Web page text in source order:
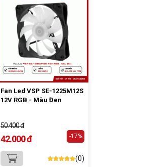
Fan Led VSP SE-1225M12S
12V RGB - Màu Đen
50.400 đ
42.000 đ -17%
(0)